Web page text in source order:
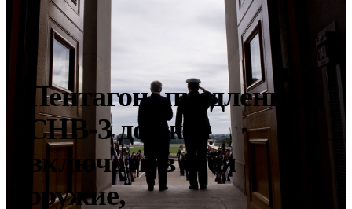
Пентагон: продленный
СНВ-3 должен
включать в себя
оружие,